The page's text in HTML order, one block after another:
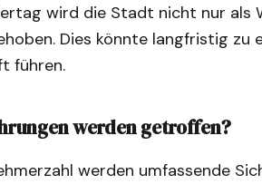
wird die Stadt nicht nur als
Dies könnte langfristig zu
führen.
werden getroffen?
werden umfassende